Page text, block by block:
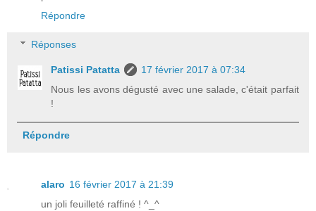
Répondre
Réponses
Patissi Patatta
17 février 2017 à 07:34
Nous les avons dégusté avec une salade, c'était parfait
!
Répondre
alaro 16 février 2017 à 21:39
un joli feuilleté raffiné ! ^_^